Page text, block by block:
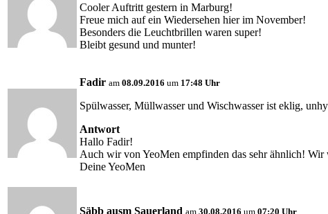
Cooler Auftritt gestern in Marburg!
Freue mich auf ein Wiedersehen hier im November!
Besonders die Leuchtbrillen waren super!
Bleibt gesund und munter!
Fadir am 08.09.2016 um 17:48 Uhr
Spülwasser, Müllwasser und Wischwasser ist eklig,
Antwort
Hallo Fadir!
Auch wir von YeoMen empfinden das sehr ähnlich!
Deine YeoMen
Säbb ausm Sauerland am 30.08.2016 um 07:20 Uhr